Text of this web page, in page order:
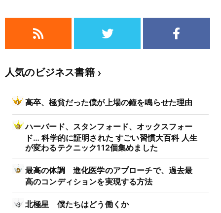
人気のビジネス書籍
高卒、極貧だった僕が上場の鐘を鳴らせた理由
ハーバード、スタンフォード、オックスフォー
ド… 科学的に証明された すごい習慣大百科 人生
が変わるテクニック112個集めました
最高の体調 進化医学のアプローチで、過去最
高のコンディションを実現する方法
北極星 僕たちはどう働くか